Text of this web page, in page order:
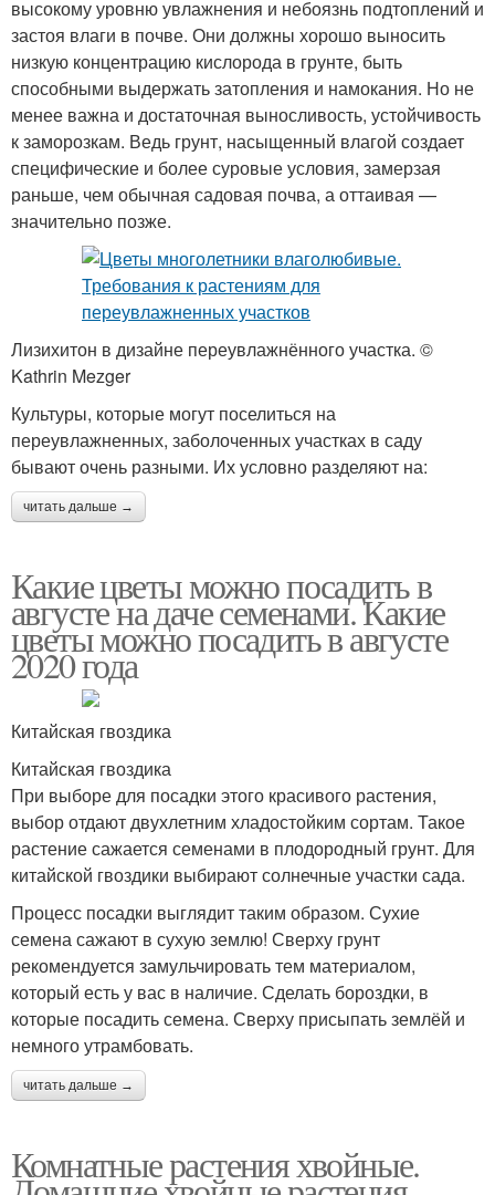
высокому уровню увлажнения и небоязнь подтоплений и
застоя влаги в почве. Они должны хорошо выносить
низкую концентрацию кислорода в грунте, быть
способными выдержать затопления и намокания. Но не
менее важна и достаточная выносливость, устойчивость
к заморозкам. Ведь грунт, насыщенный влагой создает
специфические и более суровые условия, замерзая
раньше, чем обычная садовая почва, а оттаивая —
значительно позже.
Лизихитон в дизайне переувлажнённого участка. ©
Kathrin Mezger
Культуры, которые могут поселиться на
переувлажненных, заболоченных участках в саду
бывают очень разными. Их условно разделяют на:
читать дальше →
Какие цветы можно посадить в
августе на даче семенами. Какие
цветы можно посадить в августе
2020 года
Китайская гвоздика
Китайская гвоздика
При выборе для посадки этого красивого растения,
выбор отдают двухлетним хладостойким сортам. Такое
растение сажается семенами в плодородный грунт. Для
китайской гвоздики выбирают солнечные участки сада.
Процесс посадки выглядит таким образом. Сухие
семена сажают в сухую землю! Сверху грунт
рекомендуется замульчировать тем материалом,
который есть у вас в наличие. Сделать бороздки, в
которые посадить семена. Сверху присыпать землёй и
немного утрамбовать.
читать дальше →
Комнатные растения хвойные.